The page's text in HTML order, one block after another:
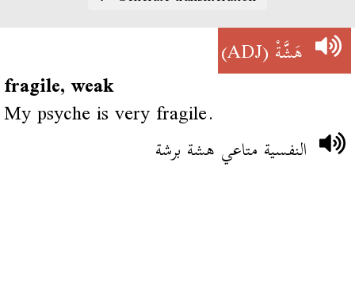
هَشَّةْ(ADJ)
fragile, weak
My psyche is very fragile.
النفسية متاعي هشة برشة